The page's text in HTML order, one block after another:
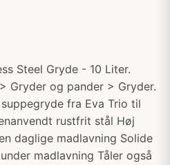
Steel Gryde - 10 Liter.
Gryder og pander > Gryder.
fra Eva Trio til
rustfrit stål Høj
daglige madlavning Solide
madlavning Tåler også